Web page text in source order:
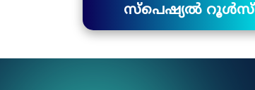
സ്പെഷ്യൽ റൂൾസ്